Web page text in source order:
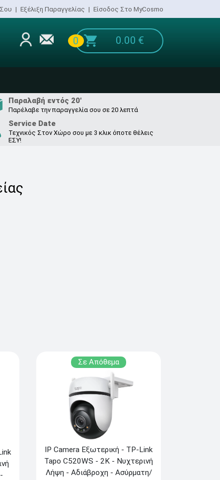
| Εξέλιξη Παραγγελίας | Είσοδος Στο MyCosmo
0 0.00 €
Παραλαβή εντός 20'
Παρέλαβε την παραγγελία σου σε 20 λεπτά
Service Date
Τεχνικός Στον Χώρο σου με 3 κλικ όποτε θέλεις
ΕΣΥ!
Σε Απόθεμα
IP Camera Εξωτερική - TP-Link
Tapo C520WS - 2K - Νυχτερινή
Λήψη - Αδιάβροχη - Ασύρματη/